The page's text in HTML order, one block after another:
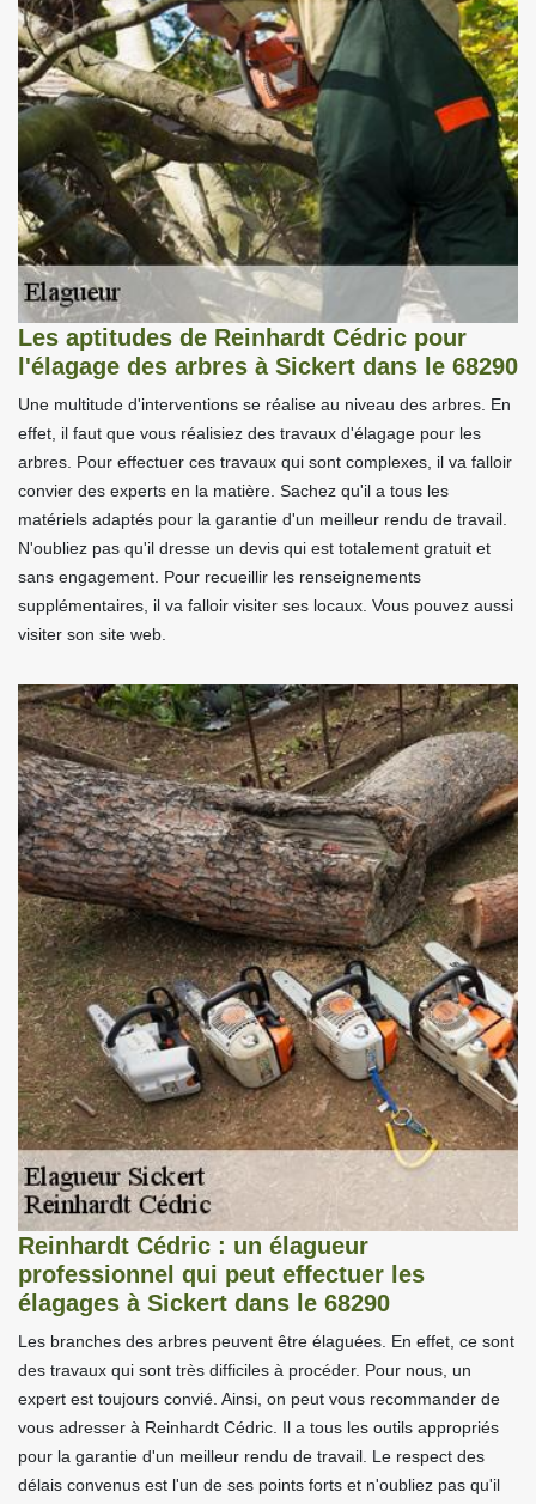
Les aptitudes de Reinhardt Cédric pour
l'élagage des arbres à Sickert dans le 68290
Une multitude d'interventions se réalise au niveau des arbres. En
effet, il faut que vous réalisiez des travaux d'élagage pour les
arbres. Pour effectuer ces travaux qui sont complexes, il va falloir
convier des experts en la matière. Sachez qu'il a tous les
matériels adaptés pour la garantie d'un meilleur rendu de travail.
N'oubliez pas qu'il dresse un devis qui est totalement gratuit et
sans engagement. Pour recueillir les renseignements
supplémentaires, il va falloir visiter ses locaux. Vous pouvez aussi
visiter son site web.
Reinhardt Cédric : un élagueur
professionnel qui peut effectuer les
élagages à Sickert dans le 68290
Les branches des arbres peuvent être élaguées. En effet, ce sont
des travaux qui sont très difficiles à procéder. Pour nous, un
expert est toujours convié. Ainsi, on peut vous recommander de
vous adresser à Reinhardt Cédric. Il a tous les outils appropriés
pour la garantie d'un meilleur rendu de travail. Le respect des
délais convenus est l'un de ses points forts et n'oubliez pas qu'il